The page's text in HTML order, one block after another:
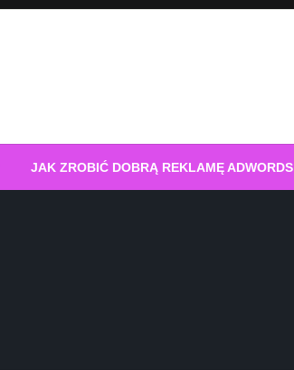
JAK ZROBIĆ DOBRĄ REKLAMĘ ADWORDS